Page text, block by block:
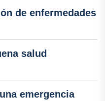
de enfermedades
salud
emergencia